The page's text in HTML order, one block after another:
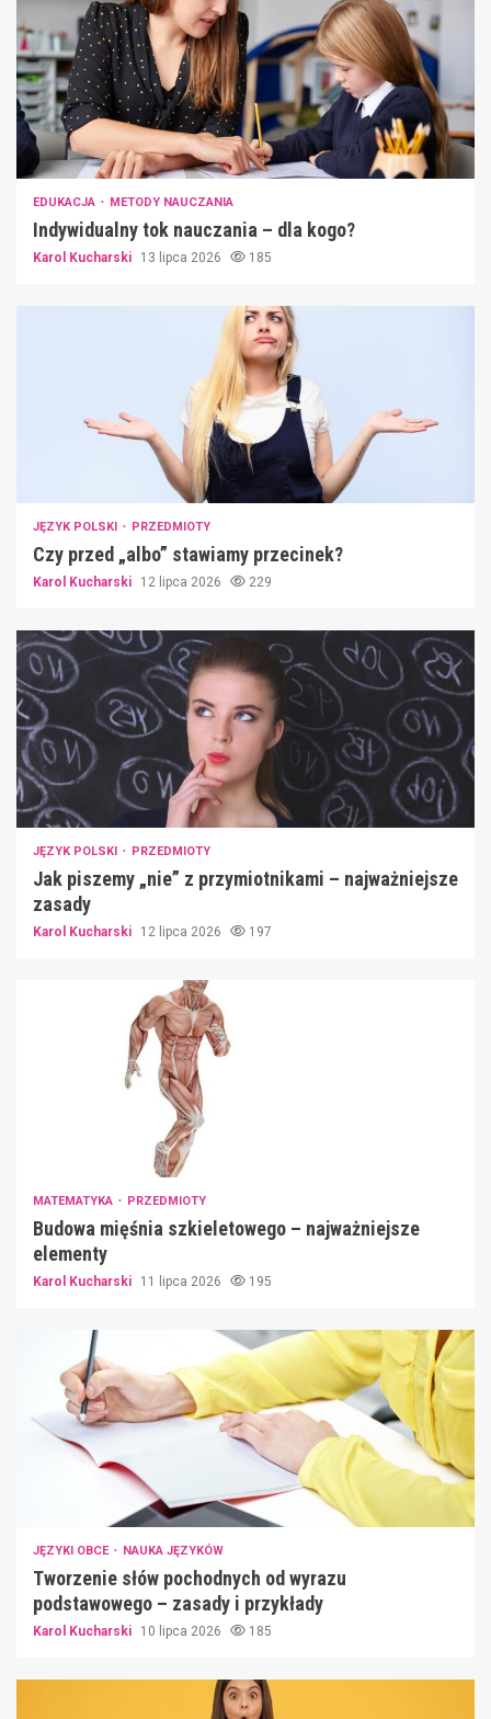
EDUKACJA METODY NAUCZANIA
Indywidualny tok nauczania – dla kogo?
Karol Kucharski 13 lipca 2026 185
JĘZYK POLSKI PRZEDMIOTY
Czy przed „albo” stawiamy przecinek?
Karol Kucharski 12 lipca 2026 229
JĘZYK POLSKI PRZEDMIOTY
Jak piszemy „nie” z przymiotnikami – najważniejsze
zasady
Karol Kucharski 12 lipca 2026 197
MATEMATYKA PRZEDMIOTY
Budowa mięśnia szkieletowego – najważniejsze
elementy
Karol Kucharski 11 lipca 2026 195
JĘZYKI OBCE NAUKA JĘZYKÓW
Tworzenie słów pochodnych od wyrazu
podstawowego – zasady i przykłady
Karol Kucharski 10 lipca 2026 185